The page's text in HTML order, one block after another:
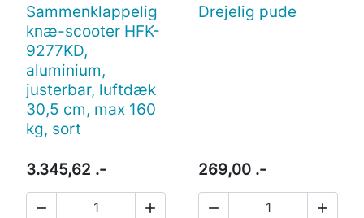
Sammenklappelig
knæ-scooter HFK-
9277KD,
aluminium,
justerbar, luftdæk
30,5 cm, max 160
kg, sort
3.345,62 .-
 
Drejelig pude
269,00 .-
 